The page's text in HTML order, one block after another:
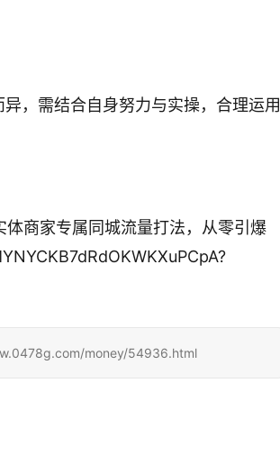
，需结合自身努力与实操，合理运用
商家专属同城流量打法，从零引爆
money/54936.html